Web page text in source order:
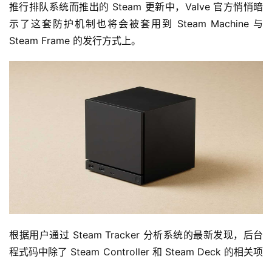
推行排队系统而推出的 Steam 更新中，Valve 官方悄悄暗
示了这套防护机制也将会被套用到 Steam Machine 与
Steam Frame 的发行方式上。
根据用户通过 Steam Tracker 分析系统的最新发现，后台
程式码中除了 Steam Controller 和 Steam Deck 的相关项